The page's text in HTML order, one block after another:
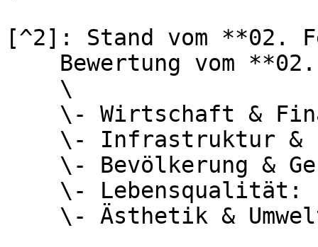
[^2]: Stand vom **02.